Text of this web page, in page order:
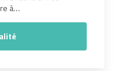
à…